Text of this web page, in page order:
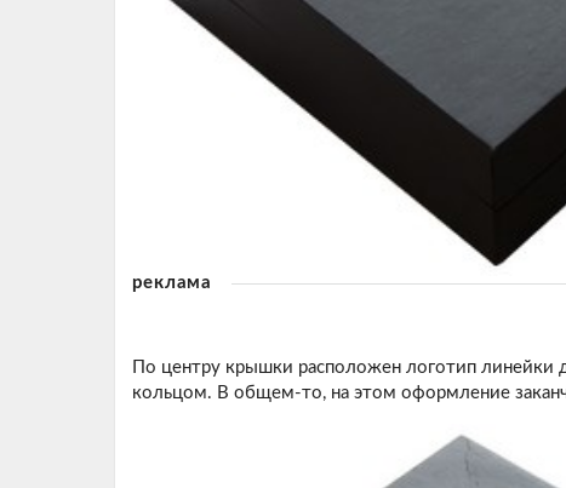
реклама
По центру крышки расположен логотип
кольцом. В общем-то, на этом оформление